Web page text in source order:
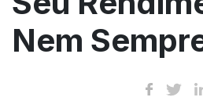
Nem